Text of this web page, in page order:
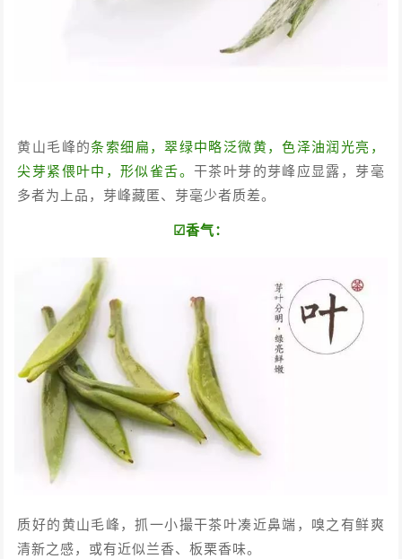
黄山毛峰的条索细扁，翠绿中略泛微黄，色泽油润光亮，
尖芽紧偎叶中，形似雀舌。 干茶叶芽的芽峰应显露，芽毫
多者为上品，芽峰藏匿、芽毫少者质差。
☑香气：
质好的黄山毛峰，抓一小撮干茶叶凑近鼻端，嗅之有鲜爽
清新之感，或有近似兰香、板栗香味。